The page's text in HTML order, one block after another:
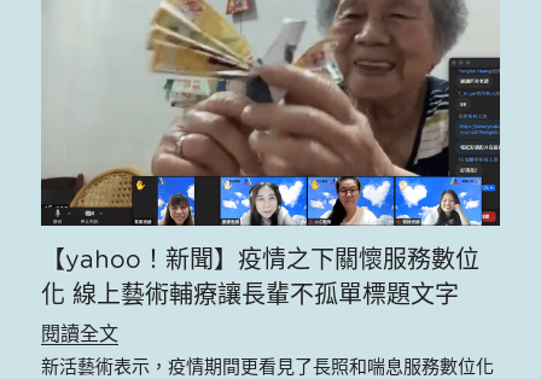
【yahoo！新聞】疫情之下關懷服務數位
化 線上藝術輔療讓長輩不孤單標題文字
閱讀全文
新活藝術表示，疫情期間更看見了長照和喘息服務數位化